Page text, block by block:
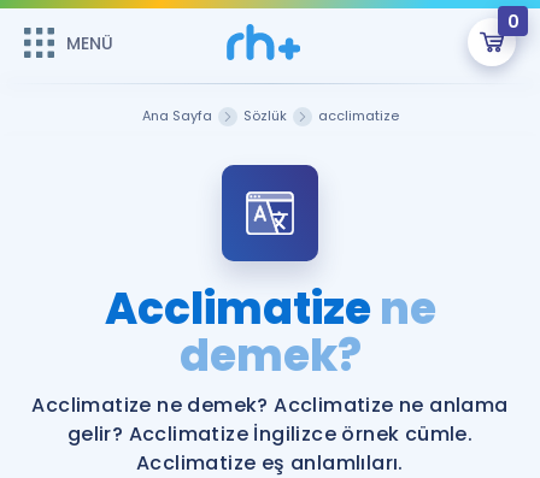
MENÜ
0
Şifremi Hatırlamıyorum
Sepetin Şu An Boş.
Remzi Hoca ile seni sınava hazırlayacak onlarca eğitim seni
bekliyor!
MENÜ
Katılımcı Görüşleri
Faydalı Araçlar
Ücretsiz Kaynaklar
İngilizce Gramer
Ana Sayfa Sözlük acclimatize
Acclimatizene
demek?
Acclimatize ne demek? Acclimatize ne anlama
gelir? Acclimatize İngilizce örnek cümle.
Acclimatize eş anlamlıları.